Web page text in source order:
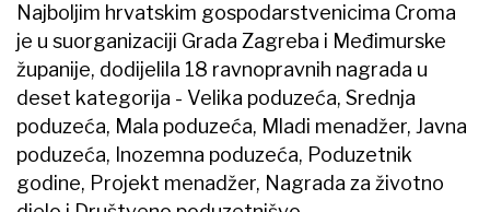
Najboljim hrvatskim gospodarstvenicima Croma
je u suorganizaciji Grada Zagreba i Međimurske
županije, dodijelila 18 ravnopravnih nagrada u
deset kategorija - Velika poduzeća, Srednja
poduzeća, Mala poduzeća, Mladi menadžer, Javna
poduzeća, Inozemna poduzeća, Poduzetnik
godine, Projekt menadžer, Nagrada za životno